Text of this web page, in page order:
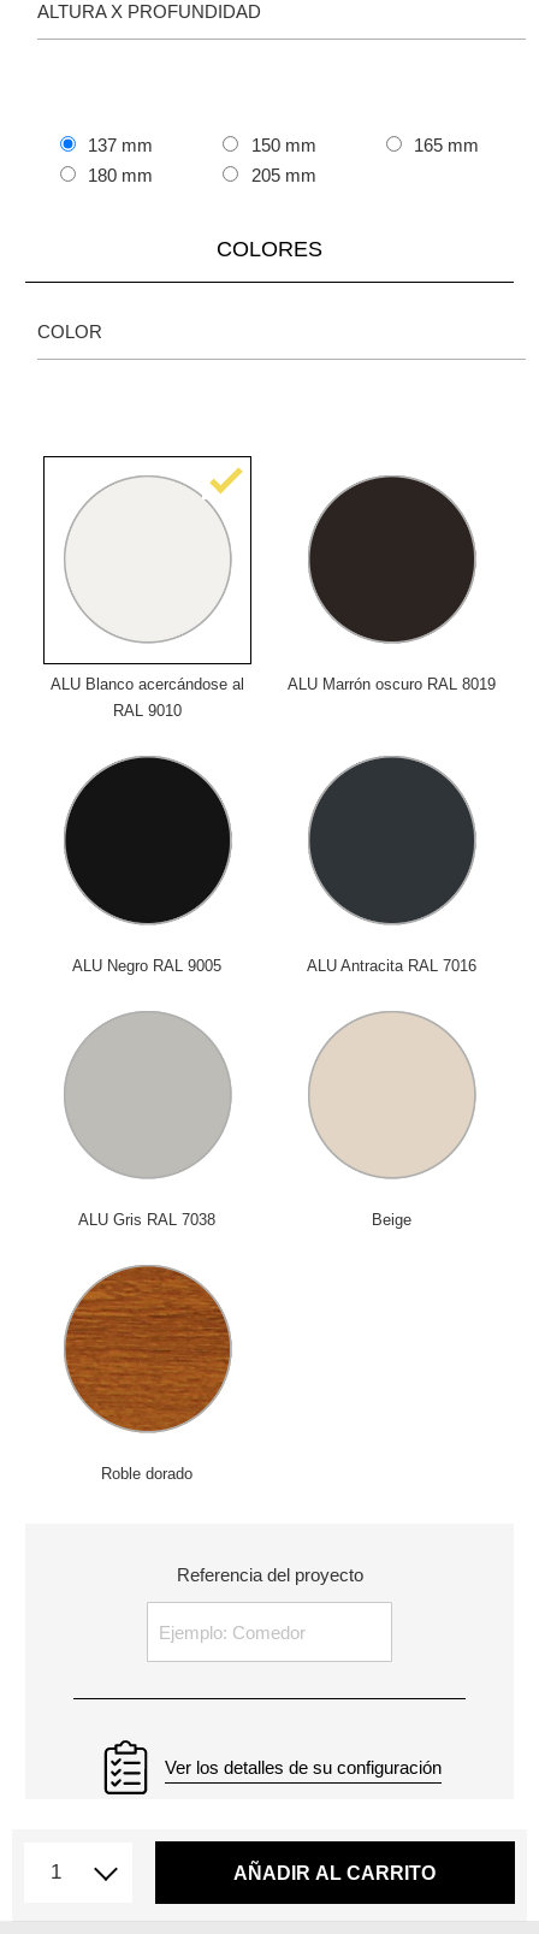
ALTURA X PROFUNDIDAD
137 mm 150 mm
165 mm
180 mm
205 mm
COLORES
COLOR
ALU Blanco acercándose al
RAL 9010
ALU Marrón oscuro RAL 8019
ALU Negro RAL 9005 ALU Antracita RAL 7016
ALU Gris RAL 7038 Beige
Roble dorado
Referencia del proyecto
Ver los detalles de su configuración
AÑADIR AL CARRITO